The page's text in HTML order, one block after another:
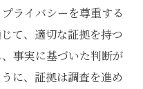
ライバシーを尊重する
て、適切な証拠を持つ
事実に基づいた判断が
に、証拠は調査を進め